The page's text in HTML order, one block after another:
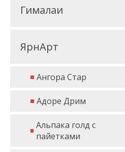
Гималаи
ЯрнАрт
Ангора Стар
Адоре Дрим
Альпака голд с
пайетками